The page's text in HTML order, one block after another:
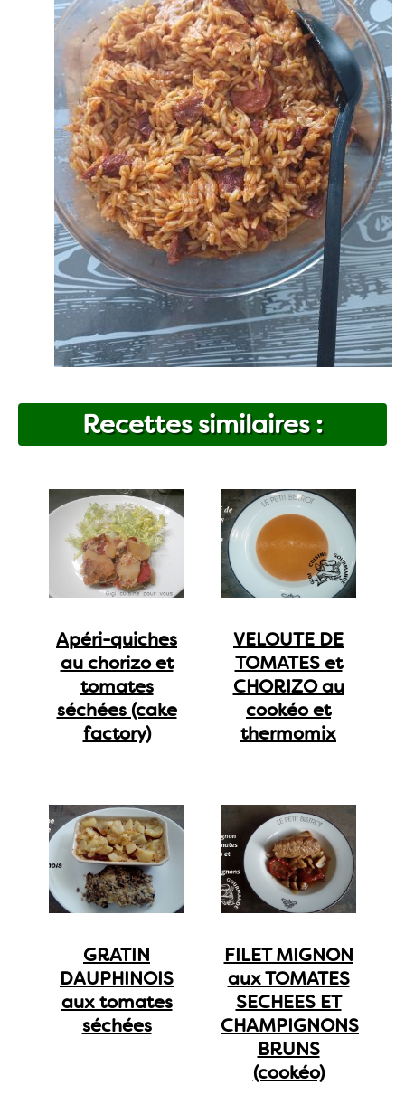
Recettes similaires :
Apéri-quiches
au chorizo et
tomates
séchées (cake
factory)
VELOUTE DE
TOMATES et
CHORIZO au
cookéo et
thermomix
GRATIN
DAUPHINOIS
aux tomates
séchées
FILET MIGNON
aux TOMATES
SECHEES ET
CHAMPIGNONS
BRUNS
(cookéo)